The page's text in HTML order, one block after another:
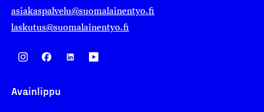
asiakaspalvelu@suomalainentyo.fi
laskutus@suomalainentyo.fi
Avainlippu